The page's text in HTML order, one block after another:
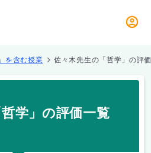
を含む授業 佐々木先生の「哲学」の評
学」の評価一覧